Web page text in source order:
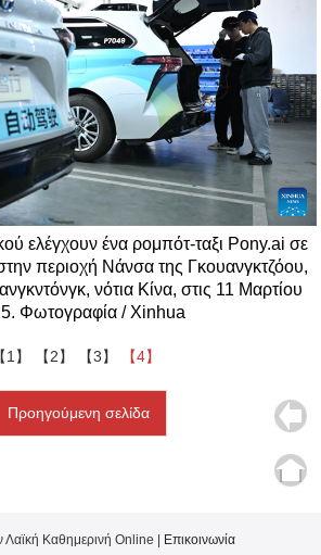
ελέγχουν ένα ρομπότ-ταξι Pony.ai σε
περιοχή Νάνσα της Γκουανγκτζόου,
νότια Κίνα, στις 11 Μαρτίου
Φωτογραφία / Xinhua
【1】 【2】 【3】 【4】
Προηγούμενη σελίδα
Λαϊκή Καθημερινή Online | Επικοινωνία